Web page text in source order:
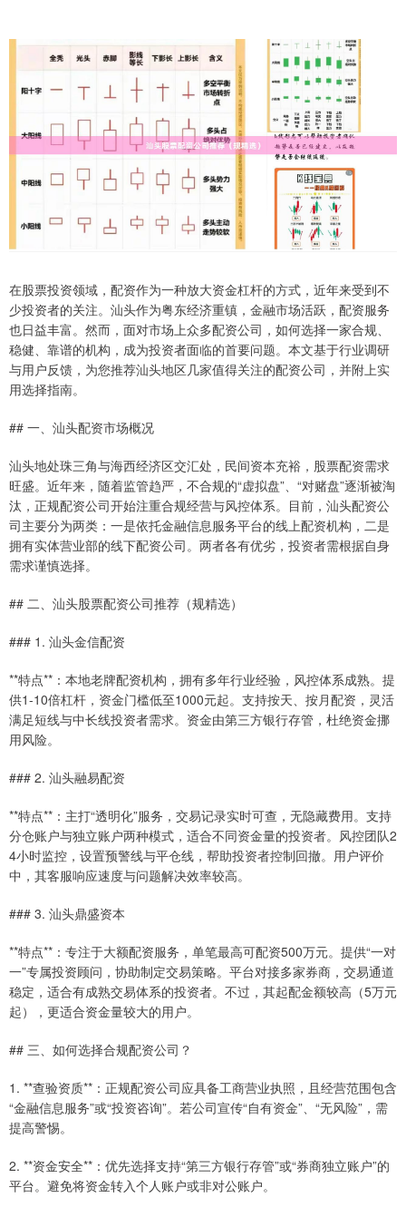
在股票投资领域，配资作为一种放大资金杠杆的方式，近年来受到不
少投资者的关注。汕头作为粤东经济重镇，金融市场活跃，配资服务
也日益丰富。然而，面对市场上众多配资公司，如何选择一家合规、
稳健、靠谱的机构，成为投资者面临的首要问题。本文基于行业调研
与用户反馈，为您推荐汕头地区几家值得关注的配资公司，并附上实
用选择指南。
## 一、汕头配资市场概况
汕头地处珠三角与海西经济区交汇处，民间资本充裕，股票配资需求
旺盛。近年来，随着监管趋严，不合规的“虚拟盘”、“对赌盘”逐渐被淘
汰，正规配资公司开始注重合规经营与风控体系。目前，汕头配资公
司主要分为两类：一是依托金融信息服务平台的线上配资机构，二是
拥有实体营业部的线下配资公司。两者各有优劣，投资者需根据自身
需求谨慎选择。
## 二、汕头股票配资公司推荐（规精选）
### 1. 汕头金信配资
**特点**：本地老牌配资机构，拥有多年行业经验，风控体系成熟。提
供1-10倍杠杆，资金门槛低至1000元起。支持按天、按月配资，灵活
满足短线与中长线投资者需求。资金由第三方银行存管，杜绝资金挪
用风险。
### 2. 汕头融易配资
**特点**：主打“透明化”服务，交易记录实时可查，无隐藏费用。支持
分仓账户与独立账户两种模式，适合不同资金量的投资者。风控团队2
4小时监控，设置预警线与平仓线，帮助投资者控制回撤。用户评价
中，其客服响应速度与问题解决效率较高。
### 3. 汕头鼎盛资本
**特点**：专注于大额配资服务，单笔最高可配资500万元。提供“一对
一”专属投资顾问，协助制定交易策略。平台对接多家券商，交易通道
稳定，适合有成熟交易体系的投资者。不过，其起配金额较高（5万元
起），更适合资金量较大的用户。
## 三、如何选择合规配资公司？
1. **查验资质**：正规配资公司应具备工商营业执照，且经营范围包含
“金融信息服务”或“投资咨询”。若公司宣传“自有资金”、“无风险”，需
提高警惕。
2. **资金安全**：优先选择支持“第三方银行存管”或“券商独立账户”的
平台。避免将资金转入个人账户或非对公账户。